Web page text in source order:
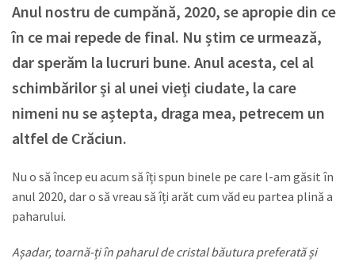
Anul nostru de cumpănă, 2020, se apropie din ce
în ce mai repede de final. Nu știm ce urmează,
dar sperăm la lucruri bune. Anul acesta, cel al
schimbărilor și al unei vieți ciudate, la care
nimeni nu se aștepta, draga mea, petrecem un
altfel de Crăciun.
Nu o să încep eu acum să îți spun binele pe care l-am găsit în
anul 2020, dar o să vreau să îți arăt cum văd eu partea plină a
paharului.
Așadar, toarnă-ți în paharul de cristal băutura preferată și